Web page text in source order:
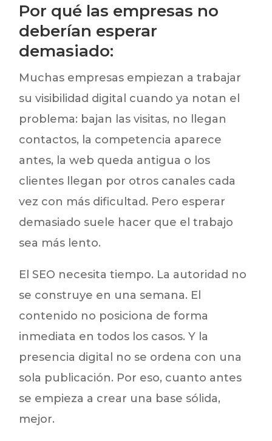
Por qué las empresas no
deberían esperar
demasiado:
Muchas empresas empiezan a trabajar
su visibilidad digital cuando ya notan el
problema: bajan las visitas, no llegan
contactos, la competencia aparece
antes, la web queda antigua o los
clientes llegan por otros canales cada
vez con más dificultad. Pero esperar
demasiado suele hacer que el trabajo
sea más lento.
El SEO necesita tiempo. La autoridad no
se construye en una semana. El
contenido no posiciona de forma
inmediata en todos los casos. Y la
presencia digital no se ordena con una
sola publicación. Por eso, cuanto antes
se empieza a crear una base sólida,
mejor.